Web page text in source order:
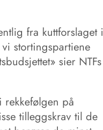
fra kuttforslaget i
stortingspartiene
sier NTFs
på
tilleggskrav til de